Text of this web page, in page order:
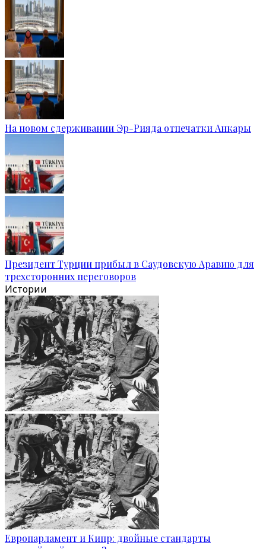
На новом сдерживании Эр-Рияда отпечатки Анкары
Президент Турции прибыл в Саудовскую Аравию для
трехсторонних переговоров
Истории
Европарламент и Кипр: двойные стандарты